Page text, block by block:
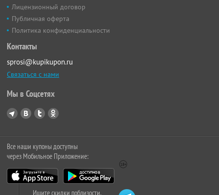
Лицензионный договор
Публичная оферта
Политика конфиденциальности
Контакты
sprosi@kupikupon.ru
Связаться с нами
Мы в Соцсетях
Все наши купоны доступны
через Мобильное Приложение:
Ищите скидки поблизости,